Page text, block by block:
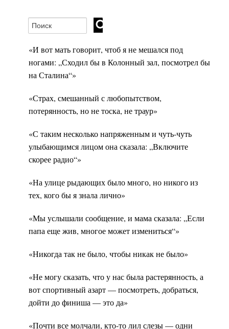
«И вот мать говорит, чтоб я не мешался под
ногами: „Сходил бы в Колонный зал, посмотрел бы
на Сталина“»
«Страх, смешанный с любопытством,
потерянность, но не тоска, не траур»
«С таким несколько напряженным и чуть-чуть
улыбающимся лицом она сказала: „Включите
скорее радио“»
«На улице рыдающих было много, но никого из
тех, кого бы я знала лично»
«Мы услышали сообщение, и мама сказала: „Если
папа еще жив, многое может измениться“»
«Никогда так не было, чтобы никак не было»
«Не могу сказать, что у нас была растерянность, а
вот спортивный азарт — посмотреть, добраться,
дойти до финиша — это да»
«Почти все молчали, кто-то лил слезы — одни